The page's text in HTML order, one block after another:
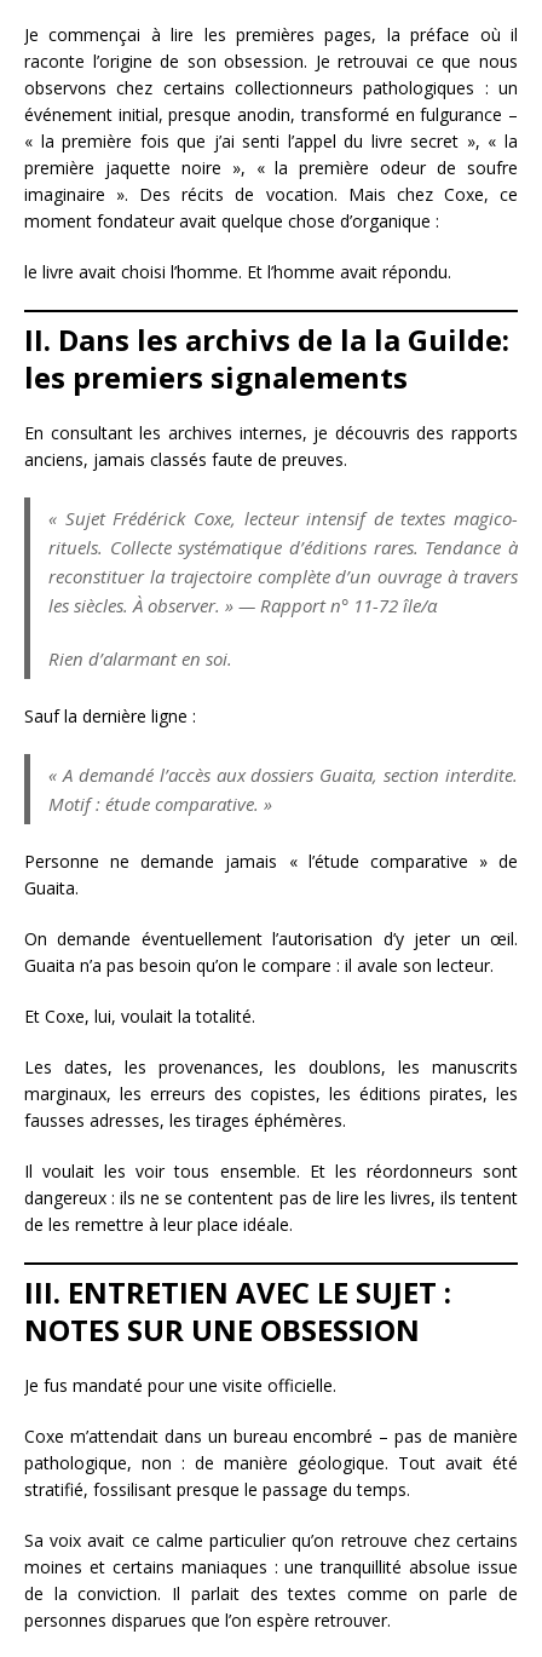
Je commençai à lire les premières pages, la préface où il
raconte l’origine de son obsession. Je retrouvai ce que nous
observons chez certains collectionneurs pathologiques : un
événement initial, presque anodin, transformé en fulgurance –
« la première fois que j’ai senti l’appel du livre secret », « la
première jaquette noire », « la première odeur de soufre
imaginaire ». Des récits de vocation. Mais chez Coxe, ce
moment fondateur avait quelque chose d’organique :
le livre avait choisi l’homme. Et l’homme avait répondu.
II. Dans les archivs de la la Guilde:
les premiers signalements
En consultant les archives internes, je découvris des rapports
anciens, jamais classés faute de preuves.
« Sujet Frédérick Coxe, lecteur intensif de textes magico-
rituels. Collecte systématique d’éditions rares. Tendance à
reconstituer la trajectoire complète d’un ouvrage à travers
les siècles. À observer. » — Rapport n° 11-72 île/α
Rien d’alarmant en soi.
Sauf la dernière ligne :
« A demandé l’accès aux dossiers Guaita, section interdite.
Motif : étude comparative. »
Personne ne demande jamais « l’étude comparative » de
Guaita.
On demande éventuellement l’autorisation d’y jeter un œil.
Guaita n’a pas besoin qu’on le compare : il avale son lecteur.
Et Coxe, lui, voulait la totalité.
Les dates, les provenances, les doublons, les manuscrits
marginaux, les erreurs des copistes, les éditions pirates, les
fausses adresses, les tirages éphémères.
Il voulait les voir tous ensemble. Et les réordonneurs sont
dangereux : ils ne se contentent pas de lire les livres, ils tentent
de les remettre à leur place idéale.
III. ENTRETIEN AVEC LE SUJET :
NOTES SUR UNE OBSESSION
Je fus mandaté pour une visite officielle.
Coxe m’attendait dans un bureau encombré – pas de manière
pathologique, non : de manière géologique. Tout avait été
stratifié, fossilisant presque le passage du temps.
Sa voix avait ce calme particulier qu’on retrouve chez certains
moines et certains maniaques : une tranquillité absolue issue
de la conviction. Il parlait des textes comme on parle de
personnes disparues que l’on espère retrouver.